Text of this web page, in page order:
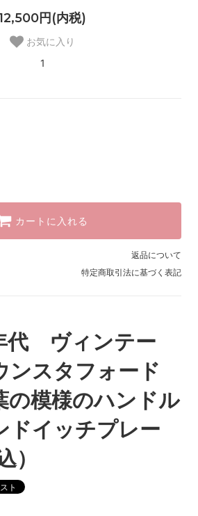
円(内税)
お気に入り
1
カートに入れる
返品について
特定商取引法に基づく表記
代 ヴィンテー
スタフォード
模様のハンドル
ドイッチプレー
）